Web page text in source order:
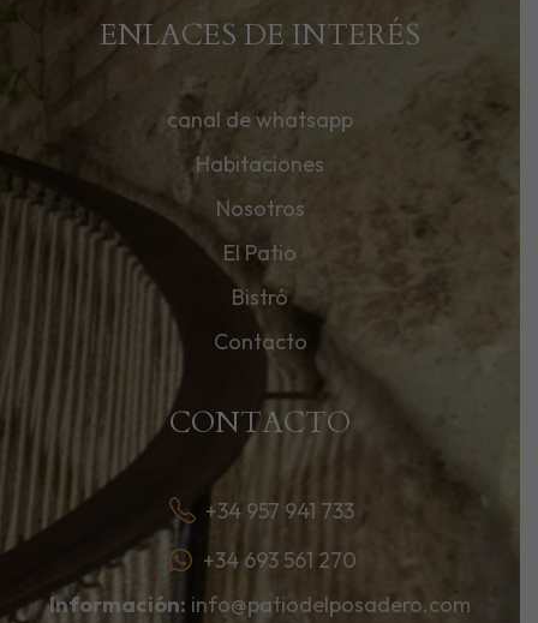
ENLACES DE INTERÉS
canal de whatsapp
Habitaciones
Nosotros
El Patio
Bistró
Contacto
CONTACTO
+34 957 941 733
+34 693 561 270
Información: info@patiodelposadero.com